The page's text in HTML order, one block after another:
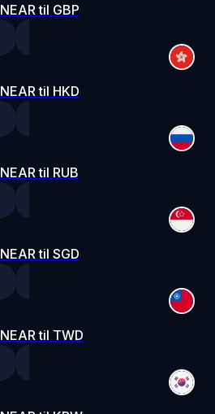
NEAR til GBP
NEAR til HKD
NEAR til RUB
NEAR til SGD
NEAR til TWD